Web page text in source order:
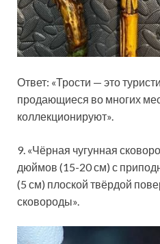
Ответ: «Трости — это
продающиеся во многих
коллекционируют».
9. «Чёрная чугунная
дюймов (15-20 см) с
(5 см) плоской твёрдой
сковороды».